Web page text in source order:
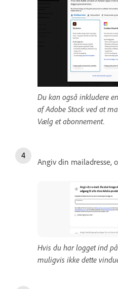
Du kan også inkludere
af Adobe Stock ved at
Vælg et abonnement.
Angiv din mailadresse,
Hvis du har logget ind
muligvis ikke dette